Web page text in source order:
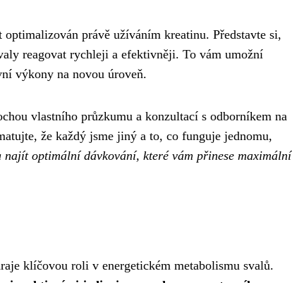
právě užíváním kreatinu. Představte si,
reagovat rychleji a efektivněji. To vám umožní
výkony na novou úroveň.
vlastního průzkumu a konzultací s odborníkem na
že každý jsme jiný a to, co funguje jednomu,
najít optimální dávkování, které vám přinese maximální
klíčovou roli v energetickém metabolismu svalů.